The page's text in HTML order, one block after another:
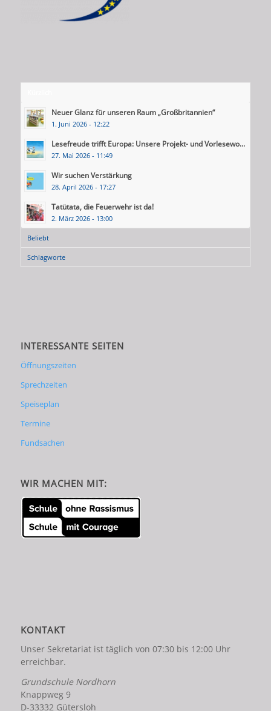
Neuer Glanz für unseren Raum „Großbritannien“
1. Juni 2026 - 12:22
Lesefreude trifft Europa: Unsere Projekt- und Vorlesewo...
27. Mai 2026 - 11:49
Wir suchen Verstärkung
28. April 2026 - 17:27
Tatütata, die Feuerwehr ist da!
2. März 2026 - 13:00
Beliebt
Schlagworte
INTERESSANTE SEITEN
Öffnungszeiten
Sprechzeiten
Speiseplan
Termine
Fundsachen
WIR MACHEN MIT:
KONTAKT
Unser Sekretariat ist täglich von 07:30 bis 12:00 Uhr
erreichbar.
Grundschule Nordhorn
Knappweg 9
D-33332 Gütersloh